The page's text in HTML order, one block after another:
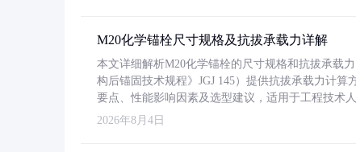
M20化学锚栓尺寸规格及抗拔承载力详解
本文详细解析M20化学锚栓的尺寸规格和抗拔承载
构后锚固技术规程》JGJ 145）提供抗拔承载力计
要点、性能影响因素及选型建议，适用于工程技术人
2026年8月4日